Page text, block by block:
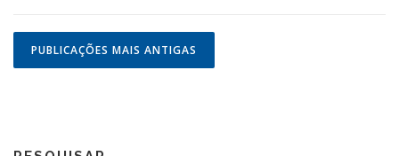
v
PUBLICAÇÕES MAIS ANTIGAS